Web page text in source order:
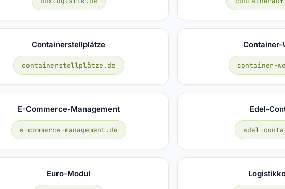
Containerstellplätze
containerstellplätze.de
Container-
container-
E-Commerce-Management
e-commerce-management.de
Edel-
edel-
Euro-Modul